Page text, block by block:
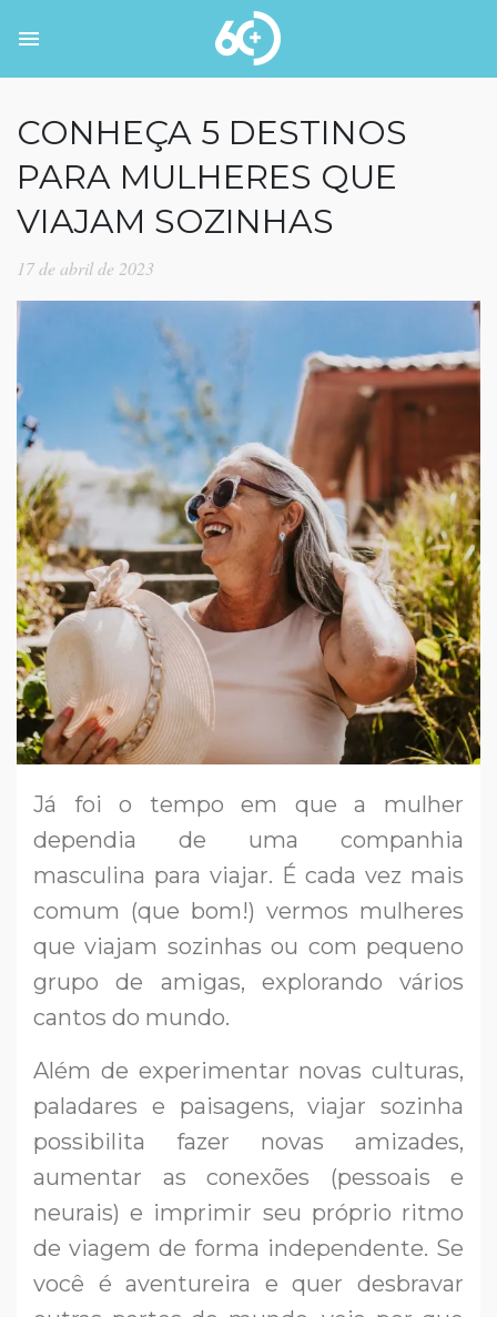
CONHEÇA 5 DESTINOS
PARA MULHERES QUE
VIAJAM SOZINHAS
17 de abril de 2023
Já foi o tempo em que a mulher
dependia de uma companhia
masculina para viajar. É cada vez mais
comum (que bom!) vermos mulheres
que viajam sozinhas ou com pequeno
grupo de amigas, explorando vários
cantos do mundo.
Além de experimentar novas culturas,
paladares e paisagens, viajar sozinha
possibilita fazer novas amizades,
aumentar as conexões (pessoais e
neurais) e imprimir seu próprio ritmo
de viagem de forma independente. Se
você é aventureira e quer desbravar